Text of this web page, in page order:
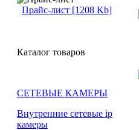
Прайс-лист [1208 Kb]
Каталог товаров
СЕТЕВЫЕ КАМЕРЫ
Внутренние сетевые ip
камеры